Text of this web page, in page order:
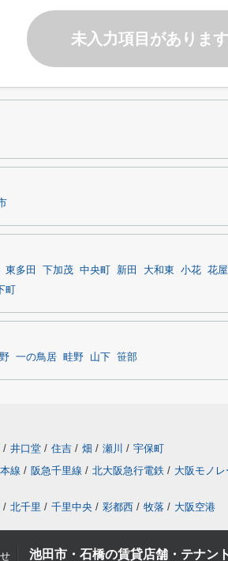
未入力項目があります
東多田 下加茂 中央町 新田 大和東 小花 花
町
一の鳥居 畦野 山下 笹部
/ 井口堂 / 住吉 / 畑 / 瀬川 / 宇保町
線 / 阪急千里線 / 北大阪急行電鉄 / 大阪モノ
/ 北千里 / 千里中央 / 彩都西 / 牧落 / 大阪空港
池田市・石橋の賃貸店舗・テナン